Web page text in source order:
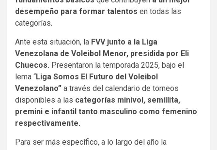
desempeño para formar talentos en todas las
categorías.
Ante esta situación, la FVV junto a la Liga
Venezolana de Voleibol Menor, presidida por Eli
Chuecos. Presentaron la temporada 2025, bajo el
lema “Liga Somos El Futuro del Voleibol
Venezolano” a través del calendario de torneos
disponibles a las categorías minivol, semillita,
premini e infantil tanto masculino como femenino
respectivamente.
Para ser más específico, a lo largo del año la